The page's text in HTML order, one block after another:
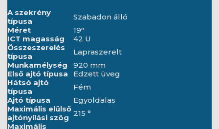
A szekrény
típusa
Szabadon álló
Méret
19"
ICT magasság
42 U
Összeszerelés
típusa
Lapraszerelt
Munkamélység
920 mm
Első ajtó típusa
Edzett üveg
Hátsó ajtó
típusa
Fém
Ajtó típusa
Egyoldalas
Maximális elülső
ajtónyílási szög 215 °
Maximális